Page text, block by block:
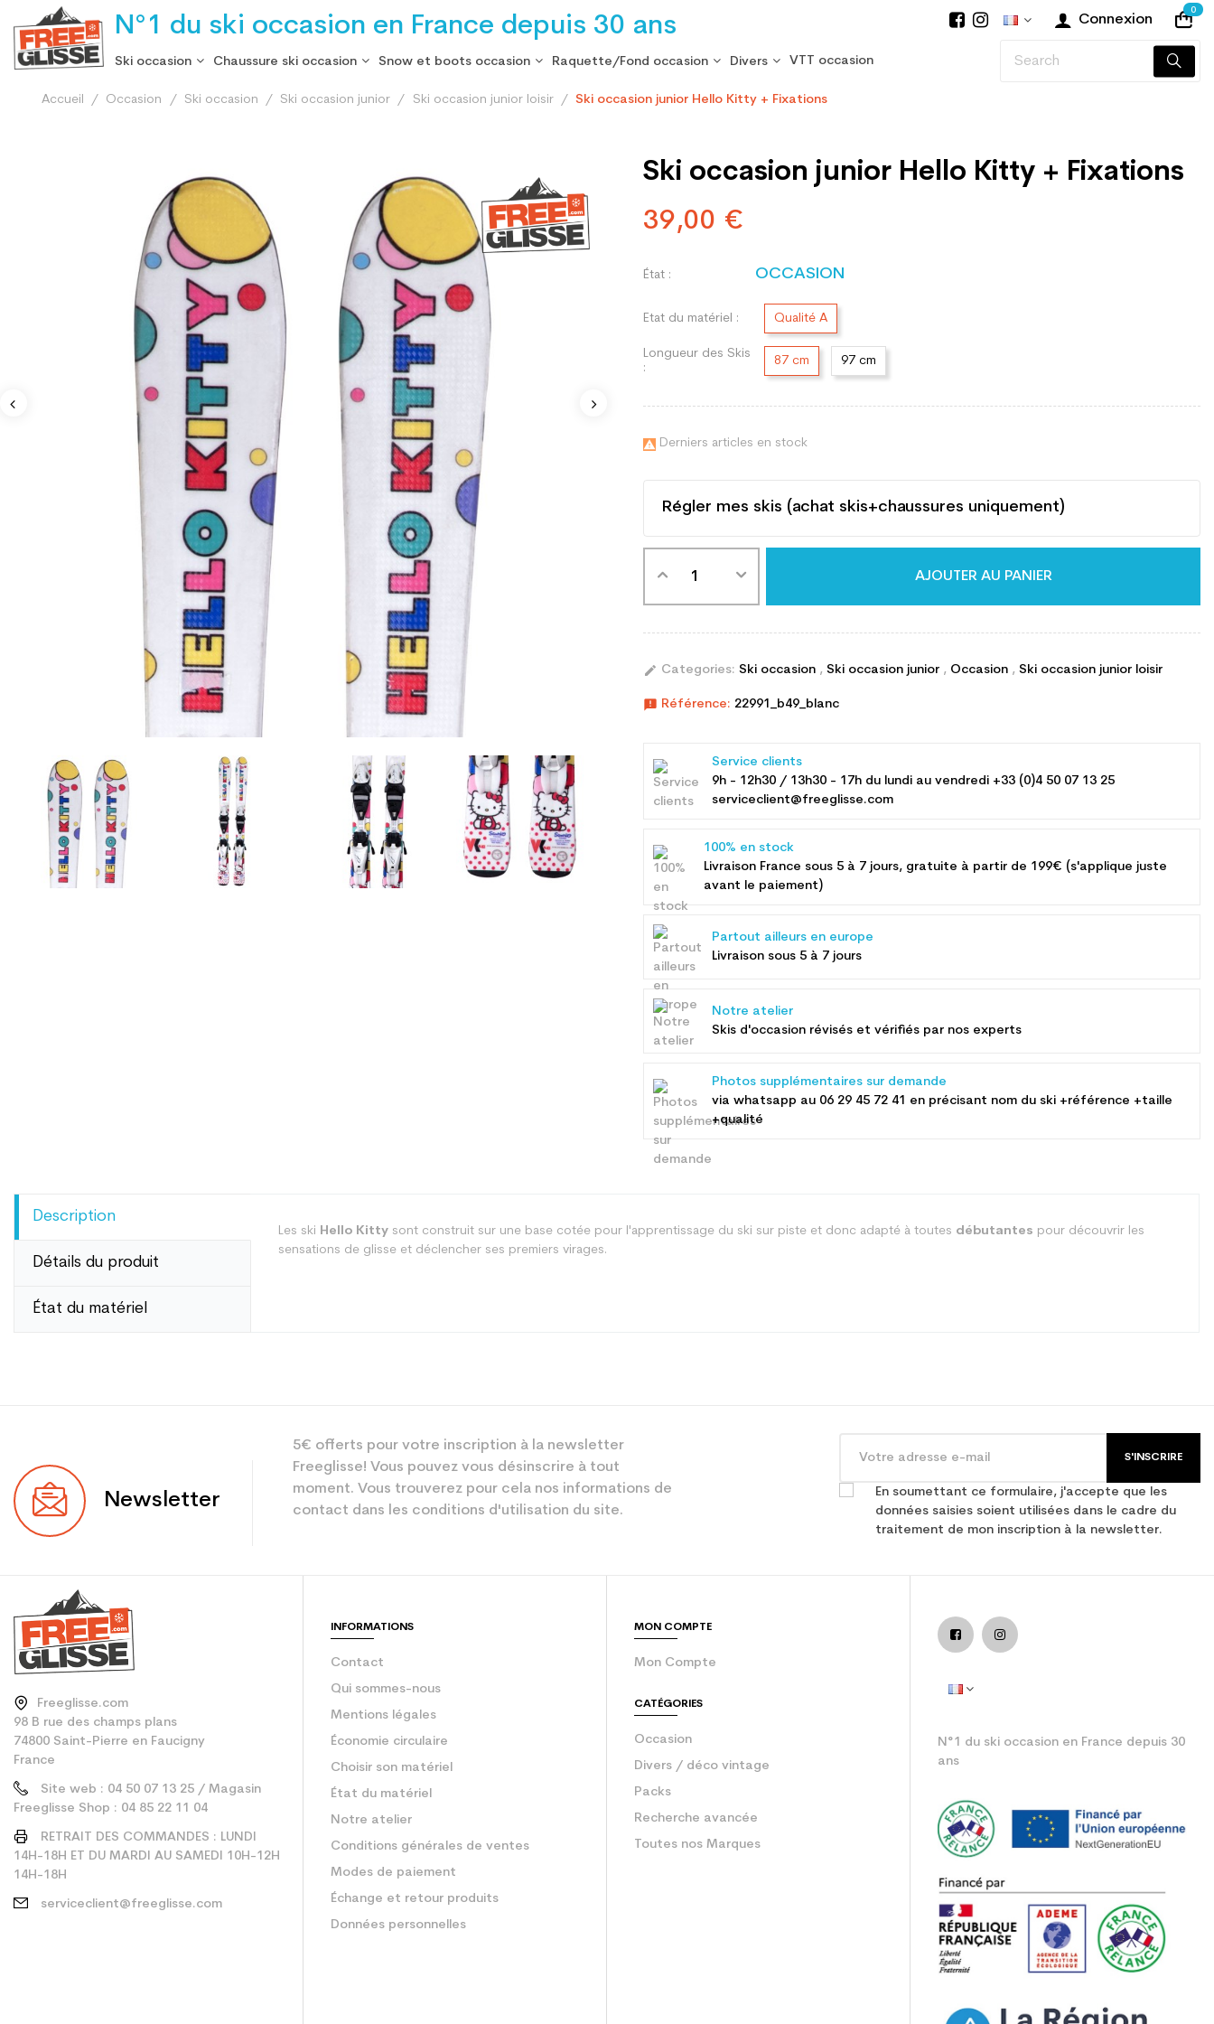
N°1 du ski occasion en France depuis 30 ans Connexion
0
Ski occasion Chaussure ski occasion Snow et boots occasion Raquette/Fond occasion Divers VTT occasion
Accueil Occasion Ski occasion Ski occasion junior Ski occasion junior loisir Ski occasion junior Hello Kitty + Fixations
Ski occasion junior Hello Kitty + Fixations
39,00 €
État : OCCASION
Etat du matériel : Qualité A
Longueur des Skis
:
87 cm 97 cm
 Derniers articles en stock
Régler mes skis (achat skis+chaussures uniquement)
AJOUTER AU PANIER
edit Categories: Ski occasion , Ski occasion junior , Occasion , Ski occasion junior loisir
announcement Référence: 22991_b49_blanc
Service clients
9h - 12h30 / 13h30 - 17h du lundi au vendredi +33 (0)4 50 07 13 25
serviceclient@freeglisse.com
100% en stock
Livraison France sous 5 à 7 jours, gratuite à partir de 199€ (s'applique juste
avant le paiement)
Partout ailleurs en europe
Livraison sous 5 à 7 jours
Notre atelier
Skis d'occasion révisés et vérifiés par nos experts
Photos supplémentaires sur demande
via whatsapp au 06 29 45 72 41 en précisant nom du ski +référence +taille
+qualité
Description
Détails du produit
État du matériel
Les ski Hello Kittysont construit sur une base cotée pour l'apprentissage du ski sur piste et donc adapté à toutes débutantes pour découvrir les
sensations de glisse et déclencher ses premiers virages.
Niveau
Coloris
Newsletter
5€ offerts pour votre inscription à la newsletter
Freeglisse! Vous pouvez vous désinscrire à tout
moment. Vous trouverez pour cela nos informations de
contact dans les conditions d'utilisation du site.
S'INSCRIRE
En soumettant ce formulaire, j'accepte que les
données saisies soient utilisées dans le cadre du
traitement de mon inscription à la newsletter.
Freeglisse.com
98 B rue des champs plans
74800 Saint-Pierre en Faucigny
France
Site web : 04 50 07 13 25 / Magasin
Freeglisse Shop : 04 85 22 11 04
RETRAIT DES COMMANDES : LUNDI
14H-18H ET DU MARDI AU SAMEDI 10H-12H
14H-18H
serviceclient@freeglisse.com
INFORMATIONS
Contact
Qui sommes-nous
Mentions légales
Économie circulaire
Choisir son matériel
État du matériel
Notre atelier
Conditions générales de ventes
Modes de paiement
Échange et retour produits
Données personnelles
MON COMPTE
Mon Compte
CATÉGORIES
Occasion
Divers / déco vintage
Packs
Recherche avancée
Toutes nos Marques
N°1 du ski occasion en France depuis 30
ans